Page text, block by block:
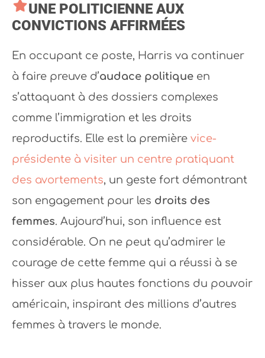
UNE POLITICIENNE AUX
CONVICTIONS AFFIRMÉES
En occupant ce poste, Harris va continuer
à faire preuve d’audace politique en
s’attaquant à des dossiers complexes
comme l’immigration et les droits
reproductifs. Elle est la première vice-
présidente à visiter un centre pratiquant
des avortements, un geste fort démontrant
son engagement pour les droits des
femmes. Aujourd’hui, son influence est
considérable. On ne peut qu’admirer le
courage de cette femme qui a réussi à se
hisser aux plus hautes fonctions du pouvoir
américain, inspirant des millions d’autres
femmes à travers le monde.